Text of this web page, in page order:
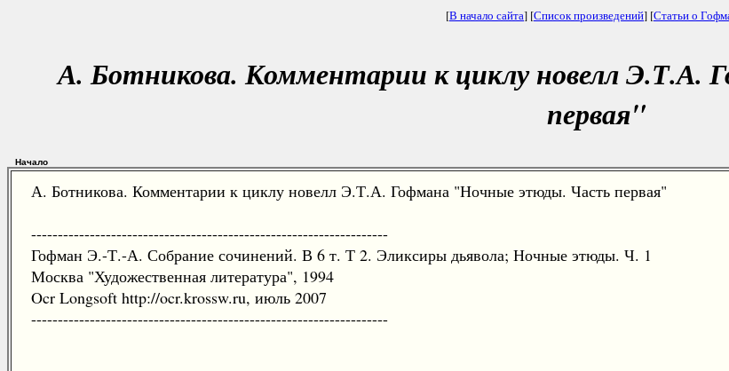
[В начало сайта] [Список произведений] [Статьи о
А. Ботникова. Комментарии к циклу новелл
первая"
Начало
А. Ботникова. Комментарии к циклу новелл Э.Т.А. Гофмана "Ночные этюды. Часть первая"
-------------------------------------------------------------------
Гофман Э.-Т.-А. Собрание сочинений. В 6 т. Т 2. Эликсиры дьявола; Ночные этюды. Ч. 1
Москва "Художественная литература", 1994
Ocr Longsoft http://ocr.krossw.ru, июль 2007
-------------------------------------------------------------------